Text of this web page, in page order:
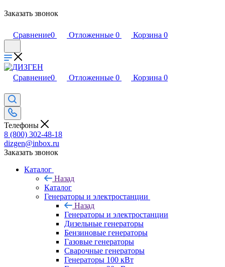
Заказать звонок
Сравнение0 Отложенные 0 Корзина 0
Сравнение0 Отложенные 0 Корзина 0
Телефоны
8 (800) 302-48-18
dizgen@inbox.ru
Заказать звонок
Каталог
Назад
Каталог
Генераторы и электростанции
Назад
Генераторы и электростанции
Дизельные генераторы
Бензиновые генераторы
Газовые генераторы
Сварочные генераторы
Генераторы 100 кВт